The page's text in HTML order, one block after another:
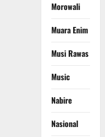
Morowali
Muara Enim
Musi Rawas
Music
Nabire
Nasional